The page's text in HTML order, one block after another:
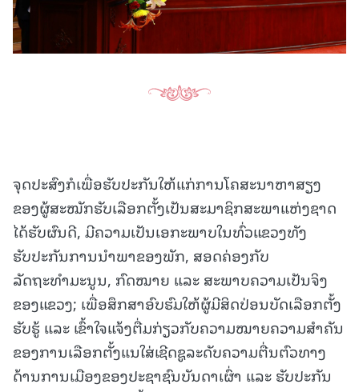
ຈຸດປະສົງກໍເພື່ອຮັບປະກັນໃຫ້ແກ່ການໂຄສະນາຫາສຽງ
ຂອງຜູ້ສະໝັກຮັບເລືອກຕັ້ງເປັນສະມາຊິກສະພາແຫ່ງຊາດ
ໄດ້ຮັບຜົນດີ, ມີຄວາມເປັນເອກະພາບໃນທົ່ວແຂວງທັງ
ຮັບປະກັນການນຳພາຂອງພັກ, ສອດຄ່ອງກັບ
ລັດຖະທຳມະນູນ, ກົດໝາຍ ແລະ ສະພາບຄວາມເປັນຈິງ
ຂອງແຂວງ; ເພື່ອສຶກສາອົບຮົມໃຫ້ຜູ້ມີສິດປ່ອນບັດເລືອກຕັ້ງ
ຮັບຮູ້ ແລະ ເຂົ້າໃຈແຈ້ງຕື່ມກ່ຽວກັບຄວາມໝາຍຄວາມສໍາຄັນ
ຂອງການເລືອກຕັ້ງແນໃສ່ເຊີດຊູລະດັບຄວາມຕື່ນຕົວທາງ
ດ້ານການເມືອງຂອງປະຊາຊົນບັນດາເຜົ່າ ແລະ ຮັບປະກັນ